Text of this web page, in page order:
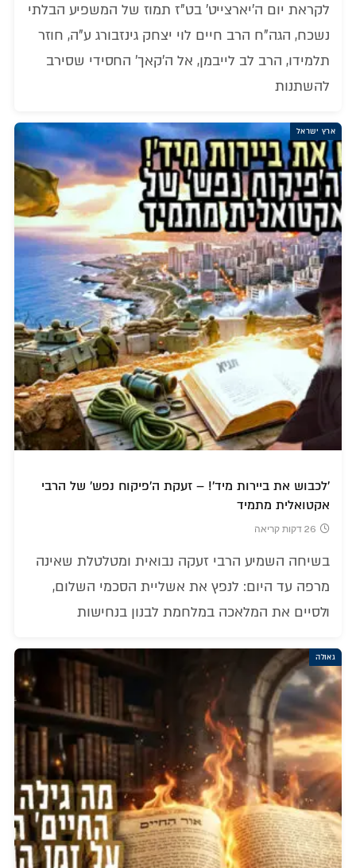
לקראת יום ה'יארצייט' בט"ז תמוז של המשפיע הבלתי
נשכח, הגה"ח הרב חיים לוי יצחק גינזבורג ע"ה, חוזר
תלמידו, הרב לב לייבמן, אל ה'קאך' החסידי שסירב
להשתנות
ארץ ישראל
'לכבוש את ביירות מיד'! – זעקת ה'פיקוח נפש' של הרבי
אקטואלית מתמיד
26 דקות קריאה
בשיחה השמיע הרבי זעקה נבואית ומטלטלת שאינה
מרפה עד היום: לנפץ את אשליית הסכמי השלום,
ולסיים את המלאכה במלחמת לבנון בנחישות
גאולה